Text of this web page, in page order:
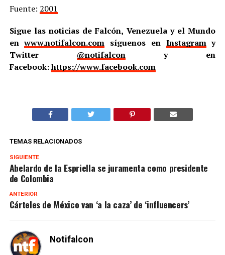
Fuente: 2001
Sigue las noticias de Falcón, Venezuela y el Mundo
enwww.notifalcon.com síguenos en Instagramy
Twitter @notifalcony en
Facebook:https://www.facebook.com
TEMAS RELACIONADOS
SIGUIENTE
Abelardo de la Espriella se juramenta como presidente
de Colombia
ANTERIOR
Cárteles de México van ‘a la caza’ de ‘influencers’
Notifalcon